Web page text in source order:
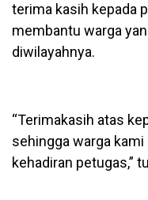
terima kasih kepada
membantu warga
diwilayahnya.
“Terimakasih atas
sehingga warga
kehadiran petugas,”